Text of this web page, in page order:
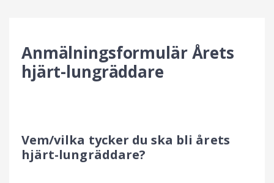
Anmälningsformulär Årets
hjärt-lungräddare
Vem/vilka tycker du ska bli årets
hjärt-lungräddare?